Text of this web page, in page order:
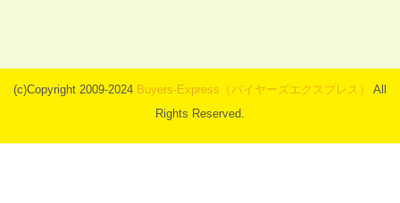
(c)Copyright 2009-2024 Buyers-Express（バイヤーズエクスプレス）
All
Rights Reserved.